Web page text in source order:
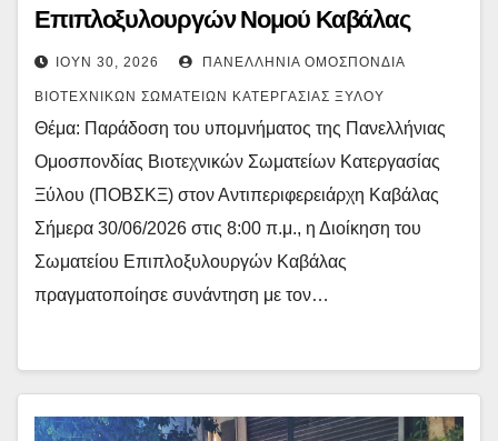
Επιπλοξυλουργών Νομού Καβάλας
ΙΟΎΝ 30, 2026 ΠΑΝΕΛΛΉΝΙΑ ΟΜΟΣΠΟΝΔΊΑ
ΒΙΟΤΕΧΝΙΚΏΝ ΣΩΜΑΤΕΊΩΝ ΚΑΤΕΡΓΑΣΊΑΣ ΞΎΛΟΥ
Θέμα: Παράδοση του υπομνήματος της Πανελλήνιας
Ομοσπονδίας Βιοτεχνικών Σωματείων Κατεργασίας
Ξύλου (ΠΟΒΣΚΞ) στον Αντιπεριφερειάρχη Καβάλας
Σήμερα 30/06/2026 στις 8:00 π.μ., η Διοίκηση του
Σωματείου Επιπλοξυλουργών Καβάλας
πραγματοποίησε συνάντηση με τον…